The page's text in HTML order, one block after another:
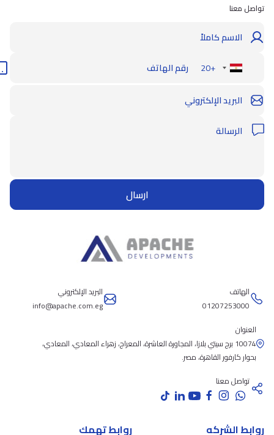
الهاتف
01207253000
البريد الإلكتروني
info@apache.com.eg
العنوان
10074 برج سيتي بلازا، المجاورة العاشرة، المعراج، زهراء المعادي، المعادي،
بحوار كارفور القاهرة، مصر.
تواصل معنا
روابط الشركه روابط تهمك
تواصل معنا
Egypt
+20
ارسال